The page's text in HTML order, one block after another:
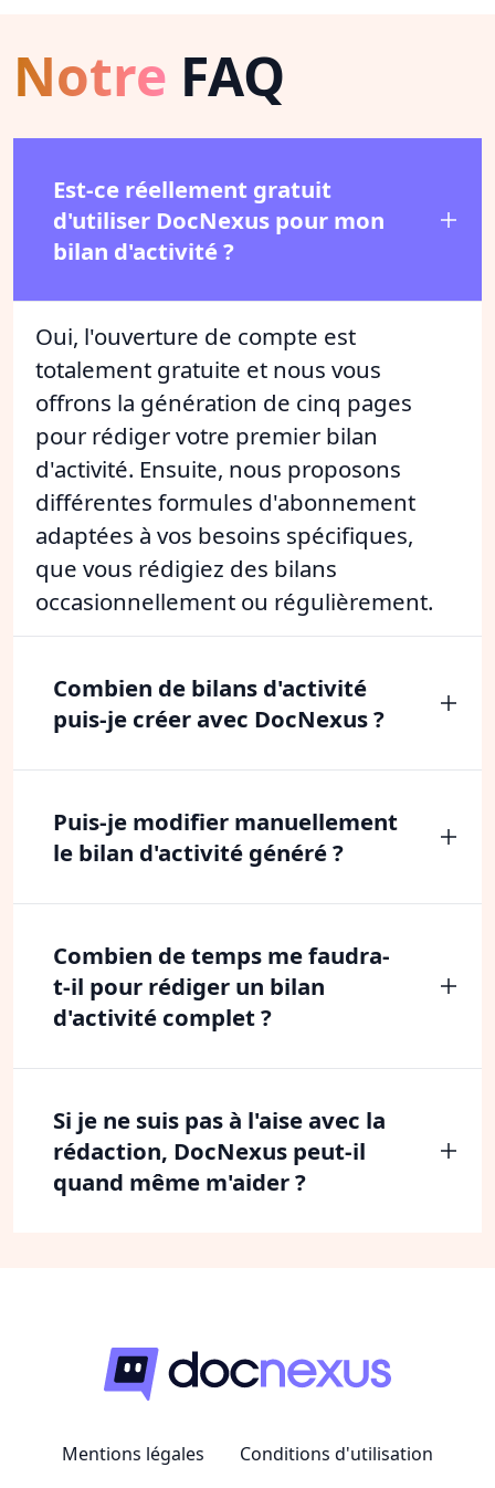
Notre FAQ
Est-ce réellement gratuit
d'utiliser DocNexus pour mon
bilan d'activité ?
Oui, l'ouverture de compte est
totalement gratuite et nous vous
offrons la génération de cinq pages
pour rédiger votre premier bilan
d'activité. Ensuite, nous proposons
différentes formules d'abonnement
adaptées à vos besoins spécifiques,
que vous rédigiez des bilans
occasionnellement ou régulièrement.
Combien de bilans d'activité
puis-je créer avec DocNexus ?
Puis-je modifier manuellement
le bilan d'activité généré ?
Combien de temps me faudra-
t-il pour rédiger un bilan
d'activité complet ?
Si je ne suis pas à l'aise avec la
rédaction, DocNexus peut-il
quand même m'aider ?
Mentions légales
Conditions d'utilisation